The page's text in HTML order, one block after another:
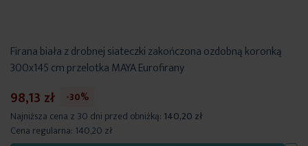
Firana biała z drobnej siateczki zakończona ozdobną koronką
300x145 cm przelotka MAYA Eurofirany
98,13 zł
-30%
Najniższa cena z 30 dni przed obniżką: 140,20 zł
Cena regularna: 140,20 zł